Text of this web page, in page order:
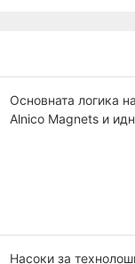
Основната логика
Alnico Magnets и
Насоки за